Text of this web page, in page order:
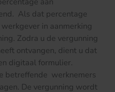
Als dat percentage
in aanmerking
Zodra u de vergunning
ontvangen, dient u dat
digitaal formulier.
betreffende werknemers
De vergunning wordt